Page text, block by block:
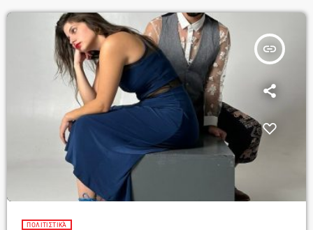
insert_link
ΠΟΛΙΤΙΣΤΙΚΆ